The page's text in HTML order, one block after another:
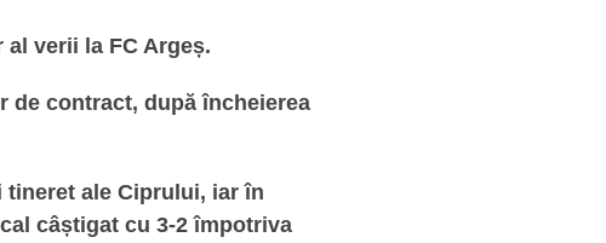
verii la FC Argeș.
de contract, după încheierea
ale Ciprului, iar în
câștigat cu 3-2 împotriva